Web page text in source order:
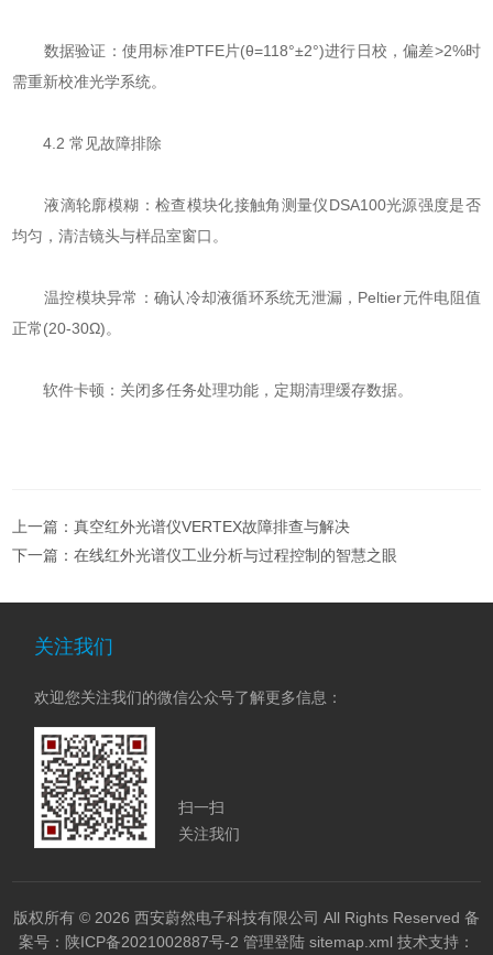
​​数据验证​​：使用标准PTFE片(θ=118°±2°)进行日校，偏差>2%时
需重新校准光学系统。
4.2 常见故障排除
​​液滴轮廓模糊​​：检查模块化接触角测量仪DSA100光源强度是否
均匀，清洁镜头与样品室窗口。
​​温控模块异常​​：确认冷却液循环系统无泄漏，Peltier元件电阻值
正常(20-30Ω)。
​​软件卡顿​​：关闭多任务处理功能，定期清理缓存数据。
上一篇：真空红外光谱仪VERTEX故障排查与解决
下一篇：在线红外光谱仪工业分析与过程控制的智慧之眼
关注我们
欢迎您关注我们的微信公众号了解更多信息：
扫一扫
关注我们
版权所有 © 2026 西安蔚然电子科技有限公司 All Rights Reserved 备
案号：陕ICP备2021002887号-2 管理登陆 sitemap.xml 技术支持：